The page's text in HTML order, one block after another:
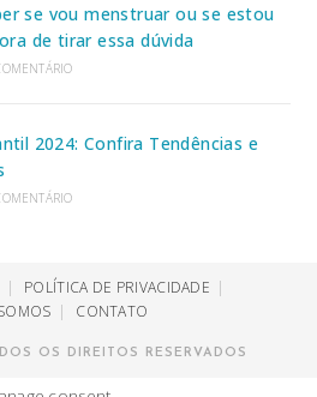
se vou menstruar ou se estou
de tirar essa dúvida
2024: Confira Tendências e
POLÍTICA DE PRIVACIDADE
CONTATO
OS DIREITOS RESERVADOS